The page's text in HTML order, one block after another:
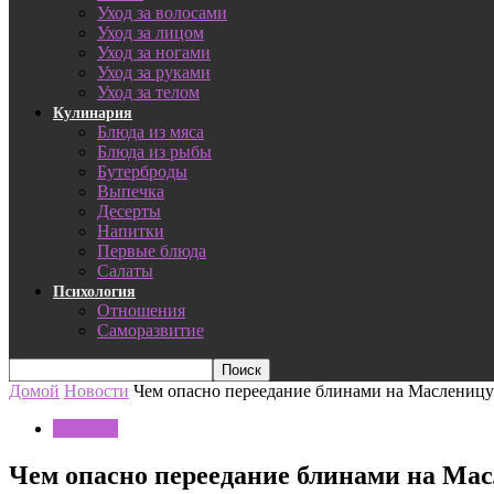
Уход за волосами
Уход за лицом
Уход за ногами
Уход за руками
Уход за телом
Кулинария
Блюда из мяса
Блюда из рыбы
Бутерброды
Выпечка
Десерты
Напитки
Первые блюда
Салаты
Психология
Отношения
Саморазвитие
Домой Новости Чем опасно переедание блинами на Масленицу
Чем опасно переедание блинами на